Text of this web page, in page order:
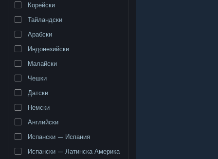
Корейски
Тайландски
Арабски
Индонезийски
Малайски
Чешки
Датски
Немски
Английски
Испански — Испания
Испански — Латинска Америка